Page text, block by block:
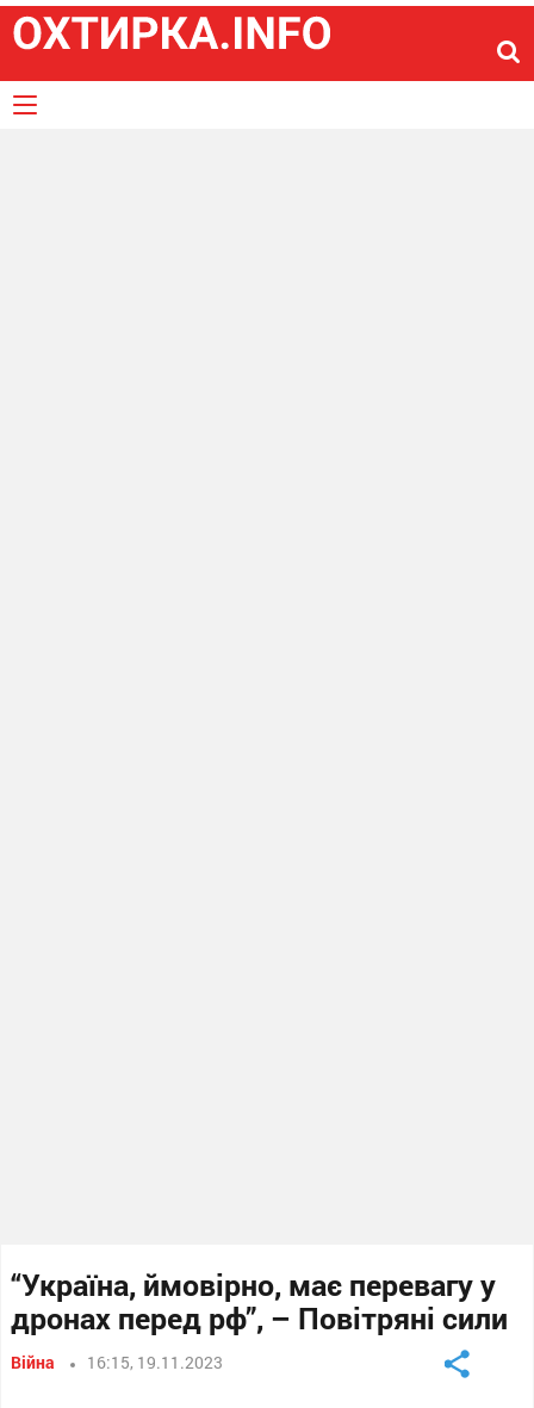
“Україна, ймовірно, має перевагу у
дронах перед рф”, – Повітряні сили
Війна 16:15, 19.11.2023